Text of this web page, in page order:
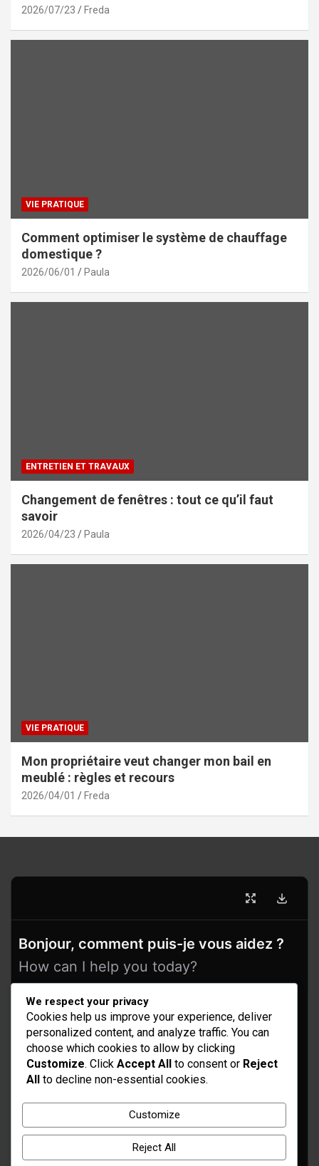
2026/07/23 Freda
VIE PRATIQUE
Comment optimiser le système de chauffage
domestique ?
2026/06/01 Paula
ENTRETIEN ET TRAVAUX
Changement de fenêtres : tout ce qu’il faut
savoir
2026/04/23 Paula
VIE PRATIQUE
Mon propriétaire veut changer mon bail en
meublé : règles et recours
2026/04/01 Freda
Bonjour, comment puis-je vous aidez ?
How can I help you today?
Idées d’aménagement et déco
Choix d'outillage et de matériaux
We respect your privacy
Cookies help us improve your experience, deliver
personalized content, and analyze traffic. You can
choose which cookies to allow by clicking
Customize. Click Accept All to consent or Reject
All to decline non-essential cookies.
Customize
Reject All